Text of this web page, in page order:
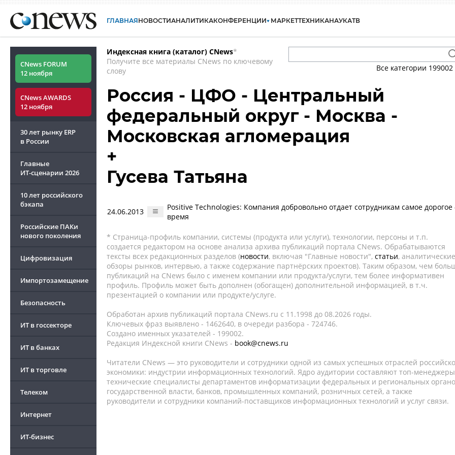
ГЛАВНАЯНОВОСТИАНАЛИТИКАКОНФЕРЕНЦИИ МАРКЕТТЕХНИКАНАУКАТВ
CNews FORUM
12 ноября
CNews AWARDS
12 ноября
30 лет рынку ERP
в России
Главные
ИТ-сценарии 2026
10 лет российского
бэкапа
Российские ПАКи
нового поколения
Цифровизация
Импортозамещение
Безопасность
ИТ в госсекторе
ИТ в банках
ИТ в торговле
Телеком
Интернет
ИТ-бизнес
Индексная книга (каталог) CNews*
Получите все материалы CNews по ключевому
слову
Все категории 199002
Россия - ЦФО - Центральный
федеральный округ - Москва -
Московская агломерация
+
Гусева Татьяна
24.06.2013
Positive Technologies: Компания добровольно отдает сотрудникам самое дорогое
время
* Страница-профиль компании, системы (продукта или услуги), технологии, персоны и т.п.
создается редактором на основе анализа архива публикаций портала CNews. Обрабатываются
тексты всех редакционных разделов (новости, включая "Главные новости", статьи, аналитические
обзоры рынков, интервью, а также содержание партнёрских проектов). Таким образом, чем
публикаций на CNews было с именем компании или продукта/услуги, тем более информативен
профиль. Профиль может быть дополнен (обогащен) дополнительной информацией, в т.ч.
презентацией о компании или продукте/услуге.
Обработан архив публикаций портала CNews.ru c 11.1998 до 08.2026 годы.
Ключевых фраз выявлено - 1462640, в очереди разбора - 724746.
Создано именных указателей - 199002.
Редакция Индексной книги CNews - book@cnews.ru
Читатели CNews — это руководители и сотрудники одной из самых успешных отраслей
экономики: индустрии информационных технологий. Ядро аудитории составляют топ-
технические специалисты департаментов информатизации федеральных и региональных
государственной власти, банков, промышленных компаний, розничных сетей, а также
руководители и сотрудники компаний-поставщиков информационных технологий и услуг связи.